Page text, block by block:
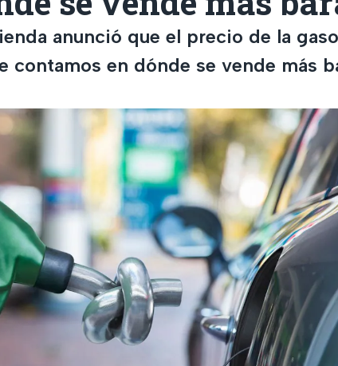
anunció que el precio de la
contamos en dónde se vende más